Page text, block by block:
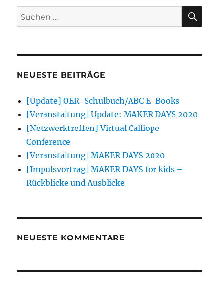
Suchen
nach:
NEUESTE BEITRÄGE
[Update] OER-Schulbuch/ABC E-Books
[Veranstaltung] Update: MAKER DAYS 2020
[Netzwerktreffen] Virtual Calliope
Conference
[Veranstaltung] MAKER DAYS 2020
[Impulsvortrag] MAKER DAYS for kids –
Rückblicke und Ausblicke
NEUESTE KOMMENTARE